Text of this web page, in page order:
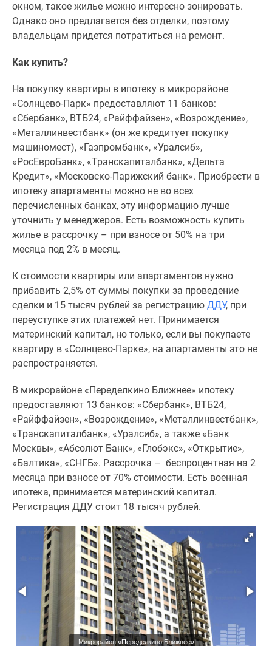
окном, такое жилье можно интересно зонировать.
Однако оно предлагается без отделки, поэтому
владельцам придется потратиться на ремонт.
Как купить?
На покупку квартиры в ипотеку в микрорайоне
«Солнцево-Парк» предоставляют 11 банков:
«Сбербанк», ВТБ24, «Райффайзен», «Возрождение»,
«Металлинвестбанк» (он же кредитует покупку
машиномест), «Газпромбанк», «Уралсиб»,
«РосЕвроБанк», «Транскапиталбанк», «Дельта
Кредит», «Московско-Парижский банк». Приобрести в
ипотеку апартаменты можно не во всех
перечисленных банках, эту информацию лучше
уточнить у менеджеров. Есть возможность купить
жилье в рассрочку – при взносе от 50% на три
месяца под 2% в месяц.
К стоимости квартиры или апартаментов нужно
прибавить 2,5% от суммы покупки за проведение
сделки и 15 тысяч рублей за регистрацию ДДУ, при
переуступке этих платежей нет. Принимается
материнский капитал, но только, если вы покупаете
квартиру в «Солнцево-Парке», на апартаменты это не
распространяется.
В микрорайоне «Переделкино Ближнее» ипотеку
предоставляют 13 банков: «Сбербанк», ВТБ24,
«Райффайзен», «Возрождение», «Металлинвестбанк»,
«Транскапиталбанк», «Уралсиб», а также «Банк
Москвы», «Абсолют Банк», «Глобэкс», «Открытие»,
«Балтика», «СНГБ». Рассрочка – беспроцентная на 2
месяца при взносе от 70% стоимости. Есть военная
ипотека, принимается материнский капитал.
Регистрация ДДУ стоит 18 тысяч рублей.
Микрорайон «Переделкино Ближнее»